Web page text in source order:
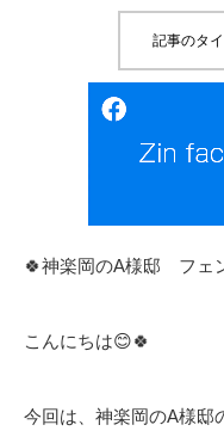
記事のタ
🍀神楽岡のA様邸 フェ
こんにちは😊🍀
今回は、神楽岡のA様邸